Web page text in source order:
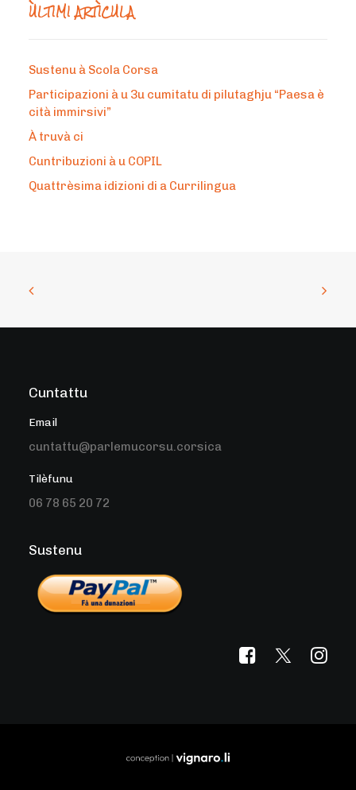
ÙLTIMI ARTÌCULA
Sustenu à Scola Corsa
Participazioni à u 3u cumitatu di pilutaghju “Paesa è
cità immirsivi”
À truvà ci
Cuntribuzioni à u COPIL
Quattrèsima idizioni di a Currilingua
Cuntattu
Email
cuntattu@parlemucorsu.corsica
Tilèfunu
06 78 65 20 72
Sustenu